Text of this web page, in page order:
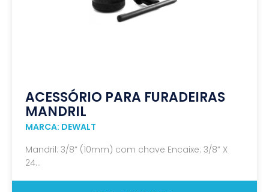
ACESSÓRIO PARA FURADEIRAS
MANDRIL
MARCA: DEWALT
Mandril: 3/8” (10mm) com chave Encaixe: 3/8” X
24...